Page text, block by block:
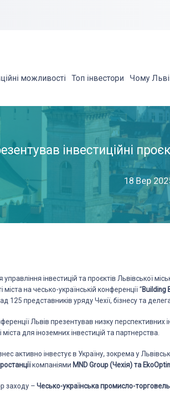
можливості Топ інвестори Чому
інвестиційні
18 Вер
інвестицій та проєктів Львівської
міста на чесько-українській конференції “Building
125 представників уряду Чехії, бізнесу та
Львів презентував низку перспективних
міста для іноземних інвестицій та партнерства.
активно інвестує в Україну, зокрема у
компаніями MND Group (Чехія) та
заходу –Чесько-українська промисло-